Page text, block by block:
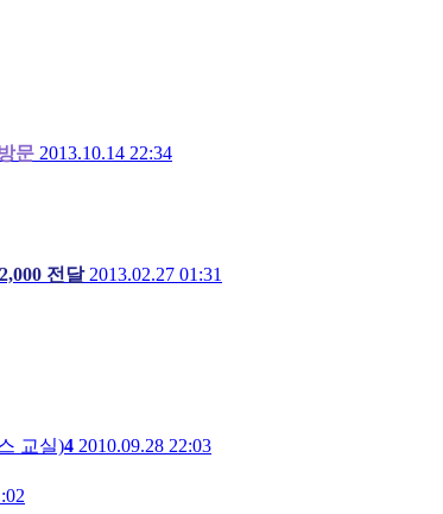
문 2013.10.14 22:34
전달 2013.02.27 01:31
교실)4 2010.09.28 22:03